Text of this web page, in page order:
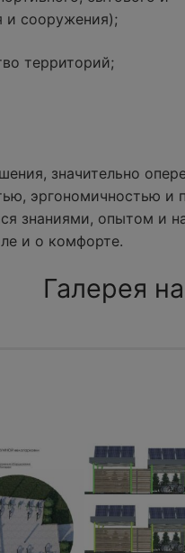
и сооружения);
территорий;
значительно
эргономичностью
знаниями, опытом и
и о комфорте.
Галерея